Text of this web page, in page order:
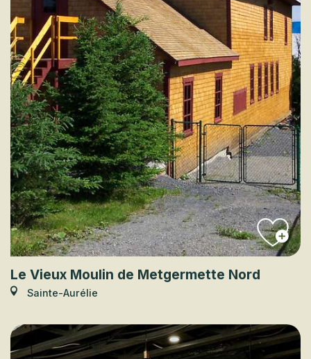
Le Vieux Moulin de Metgermette Nord
Sainte-Aurélie